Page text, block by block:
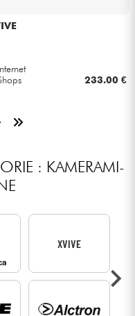
233.00 €
: KAME­RA­MI­
XVIVE